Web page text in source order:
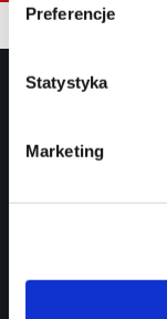
Preferencje
Statystyka
Marketing